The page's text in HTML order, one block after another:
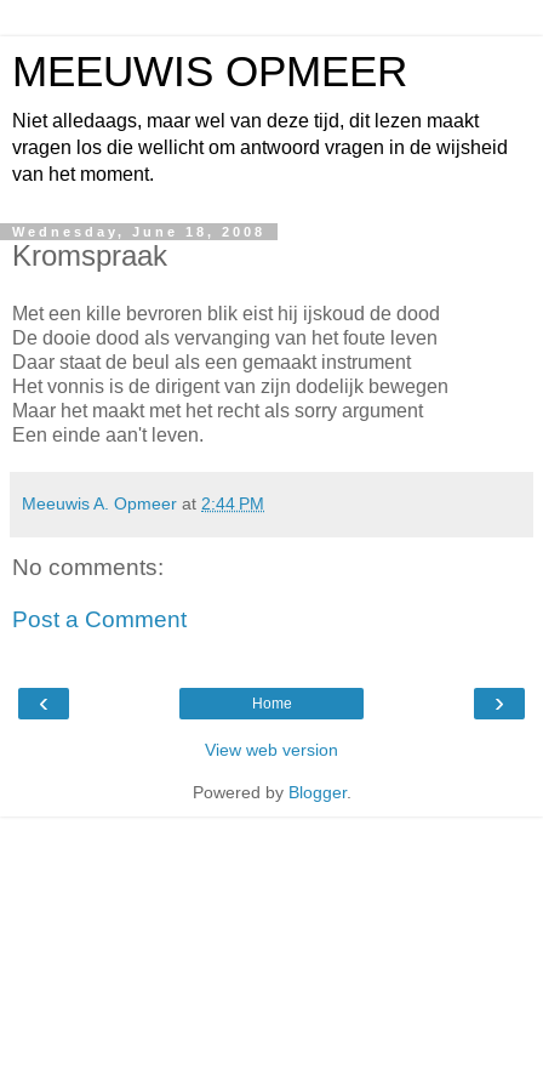
MEEUWIS OPMEER
Niet alledaags, maar wel van deze tijd, dit lezen maakt
vragen los die wellicht om antwoord vragen in de wijsheid
van het moment.
Wednesday, June 18, 2008
Kromspraak
Met een kille bevroren blik eist hij ijskoud de dood
De dooie dood als vervanging van het foute leven
Daar staat de beul als een gemaakt instrument
Het vonnis is de dirigent van zijn dodelijk bewegen
Maar het maakt met het recht als sorry argument
Een einde aan't leven.
Meeuwis A. Opmeer at 2:44 PM
No comments:
Post a Comment
‹ ›
Home
View web version
Powered by Blogger.